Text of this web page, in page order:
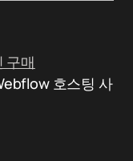
구매
호스팅 사